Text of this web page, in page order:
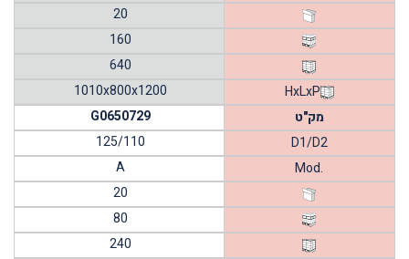
20
160
640
HxLxP
1010x800x1200
מק"ט
G0650729
D1/D2
125/110
Mod.
A
20
80
240